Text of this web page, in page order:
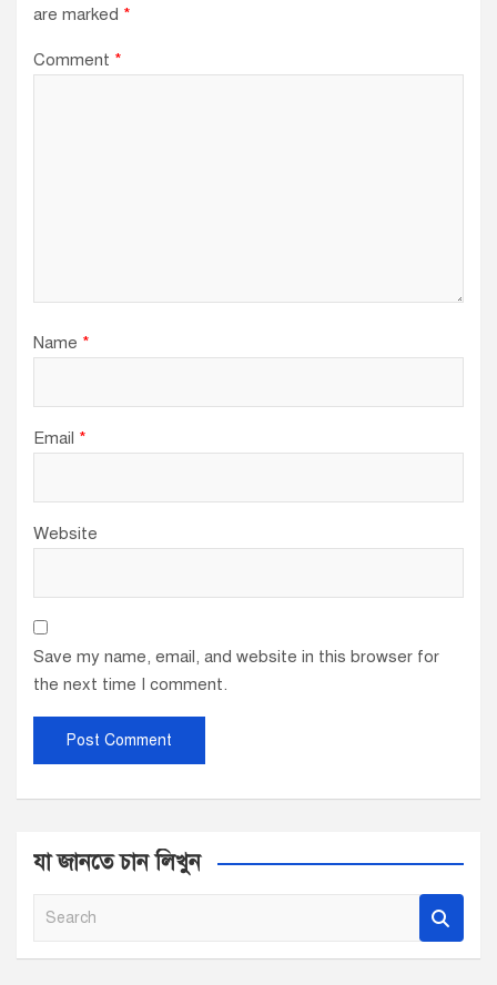
are marked *
Comment *
Name *
Email *
Website
Save my name, email, and website in this browser for
the next time I comment.
যা জানতে চান লিখুন
a